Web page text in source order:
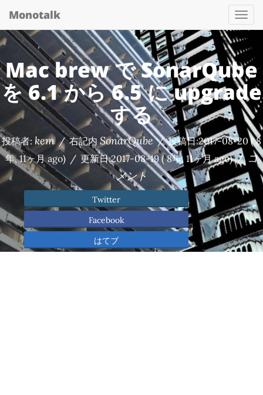
Monotalk
Mac brew で SonarQube
を 6.1 から 6.5 に upgrade
する
投稿者: kem / 右記内SonarQube / 投稿日:2017-08-20( 8
年, 11ヶ月 ago) / 更新日:2017-08-19( 8年, 11ヶ月 ago) / コ
メント
Twitter
Facebook
はてブ